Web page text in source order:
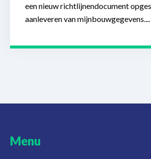
een nieuw richtlijnendocument
aanleveren van mijnbouwgegevens....
Menu